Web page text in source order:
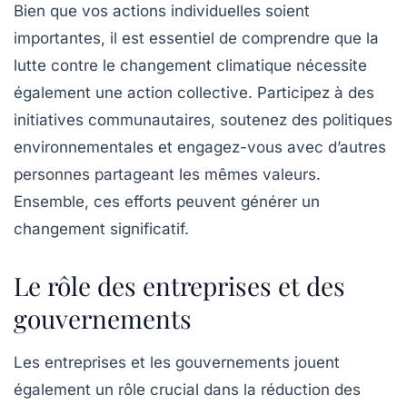
Bien que vos actions individuelles soient
importantes, il est essentiel de comprendre que la
lutte contre le changement climatique nécessite
également une action collective. Participez à des
initiatives communautaires, soutenez des politiques
environnementales et engagez-vous avec d’autres
personnes partageant les mêmes valeurs.
Ensemble, ces efforts peuvent générer un
changement significatif.
Le rôle des entreprises et des
gouvernements
Les entreprises et les gouvernements jouent
également un rôle crucial dans la réduction des